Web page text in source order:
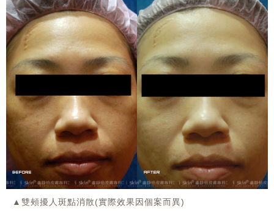
▲雙頰擾人斑點消散(實際效果因個案而異)